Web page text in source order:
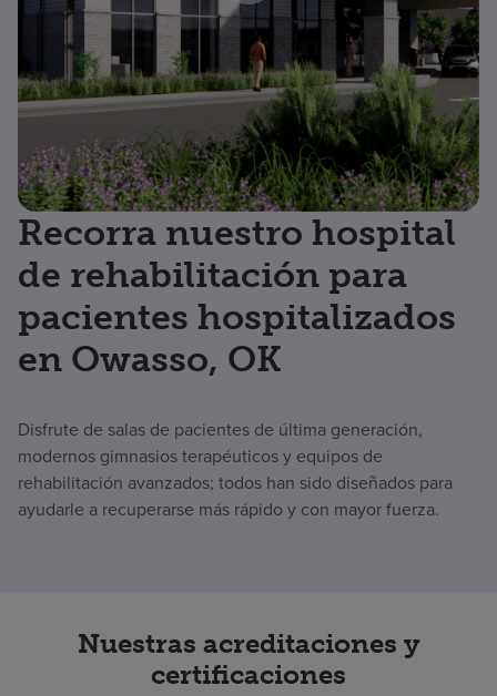
Recorra nuestro hospital
de rehabilitación para
pacientes hospitalizados
en Owasso, OK
Disfrute de salas de pacientes de última generación,
modernos gimnasios terapéuticos y equipos de
rehabilitación avanzados; todos han sido diseñados para
ayudarle a recuperarse más rápido y con mayor fuerza.
Nuestras acreditaciones y
certificaciones